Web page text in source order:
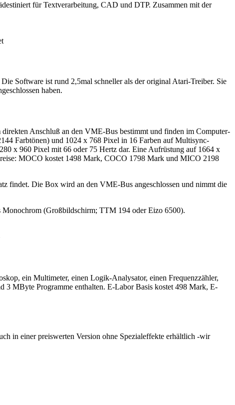
für Textverarbeitung, CAD und DTP. Zusammen mit der
Software ist rund 2,5mal schneller als der original Atari-Treiber. Sie
haben.
Anschluß an den VME-Bus bestimmt und finden im Computer-
Farbtönen) und 1024 x 768 Pixel in 16 Farben auf Multisync-
x 960 Pixel mit 66 oder 75 Hertz dar. Eine Aufrüstung auf 1664 x
MOCO kostet 1498 Mark, COCO 1798 Mark und MICO 2198
findet. Die Box wird an den VME-Bus angeschlossen und nimmt die
(Großbildschirm; TTM 194 oder Eizo 6500).
ein Multimeter, einen Logik-Analysator, einen Frequenzzähler,
3 MByte Programme enthalten. E-Labor Basis kostet 498 Mark, E-
in einer preiswerten Version ohne Spezialeffekte erhältlich -wir